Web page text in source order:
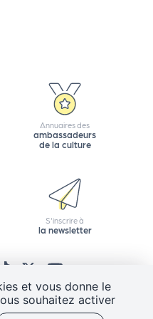
et vous donne le
souhaitez activer
Annuaires des
ambassadeurs
de la culture
S'inscrire à
la newsletter
Plan de site